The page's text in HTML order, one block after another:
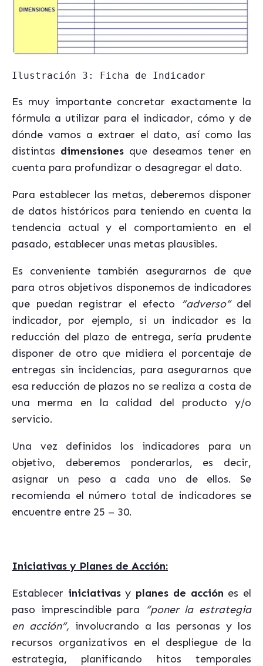
Ilustración 3: Ficha de Indicador
Es muy importante concretar exactamente la
fórmula a utilizar para el indicador, cómo y de
dónde vamos a extraer el dato, así como las
distintas dimensiones que deseamos tener en
cuenta para profundizar o desagregar el dato.
Para establecer las metas, deberemos disponer
de datos históricos para teniendo en cuenta la
tendencia actual y el comportamiento en el
pasado, establecer unas metas plausibles.
Es conveniente también asegurarnos de que
para otros objetivos disponemos de indicadores
que puedan registrar el efecto
“adverso”del
indicador, por ejemplo, si un indicador es la
reducción del plazo de entrega, sería prudente
disponer de otro que midiera el porcentaje de
entregas sin incidencias, para asegurarnos que
esa reducción de plazos no se realiza a costa de
una merma en la calidad del producto y/o
servicio.
Una vez definidos los indicadores para un
objetivo, deberemos ponderarlos, es decir,
asignar un peso a cada uno de ellos. Se
recomienda el número total de indicadores se
encuentre entre 25 – 30.
Iniciativas y Planes de Acción:
Establecer iniciativasy planes de acción es el
paso imprescindible para
“poner la estrategia
en acción”, involucrando a las personas y los
recursos organizativos en el despliegue de la
estrategia, planificando hitos temporales